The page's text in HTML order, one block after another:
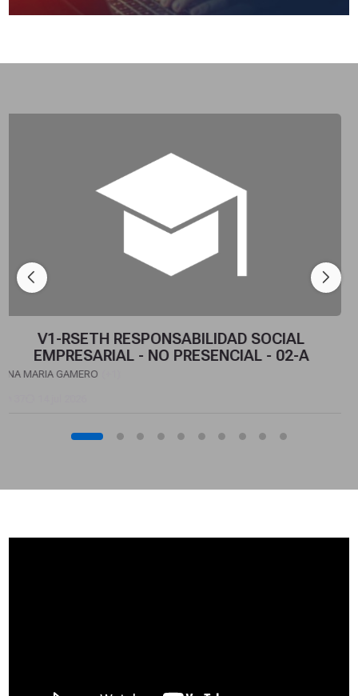
V1-PETH PLANIFICACION ESTRATEGICA PARA
EL TALENTO HUMANO - NO PRESENCIAL - 02-A
ROLANDO VALENTIN DIMAS BARRERA